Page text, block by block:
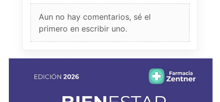
Aun no hay comentarios, sé el
primero en escribir uno.